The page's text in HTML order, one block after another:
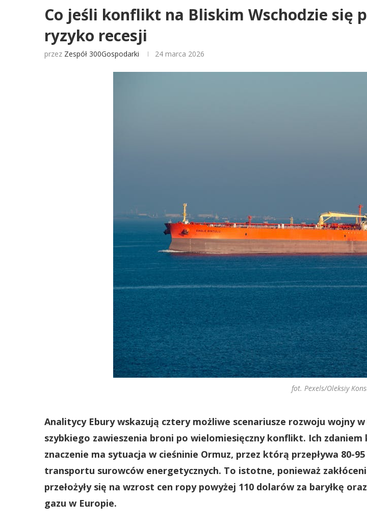
Co jeśli konflikt na Bliskim Wschodzie się
ryzyko recesji
przez Zespół 300Gospodarki 24 marca 2026
fot. Pexels/Oleksiy
Analitycy Ebury wskazują cztery możliwe scenariusze rozwoju wojny
szybkiego zawieszenia broni po wielomiesięczny konflikt. Ich zdaniem
znaczenie ma sytuacja w cieśninie Ormuz, przez którą przepływa 80-
transportu surowców energetycznych. To istotne, ponieważ
przełożyły się na wzrost cen ropy powyżej 110 dolarów za baryłkę
gazu w Europie.